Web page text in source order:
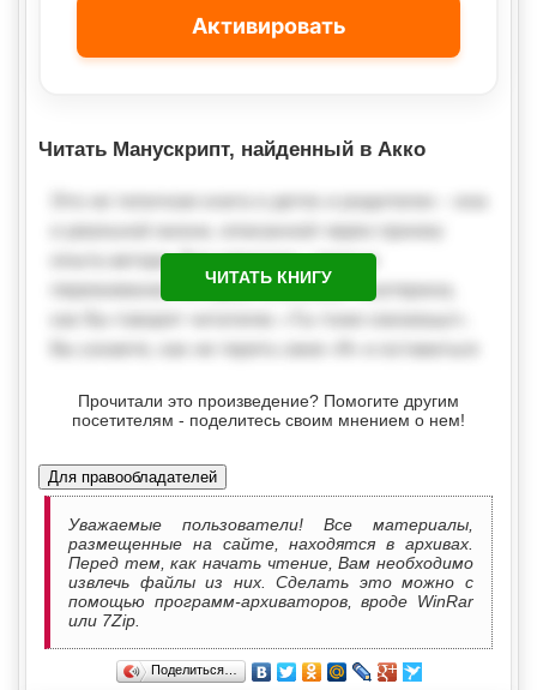
Активировать
Читать Манускрипт, найденный в Акко
ЧИТАТЬ КНИГУ
Прочитали это произведение? Помогите другим
посетителям - поделитесь своим мнением о нем!
Для правообладателей
Уважаемые пользователи! Все материалы,
размещенные на сайте, находятся в архивах.
Перед тем, как начать чтение, Вам необходимо
извлечь файлы из них. Сделать это можно с
помощью программ-архиваторов, вроде WinRar
или 7Zip.
Поделиться…